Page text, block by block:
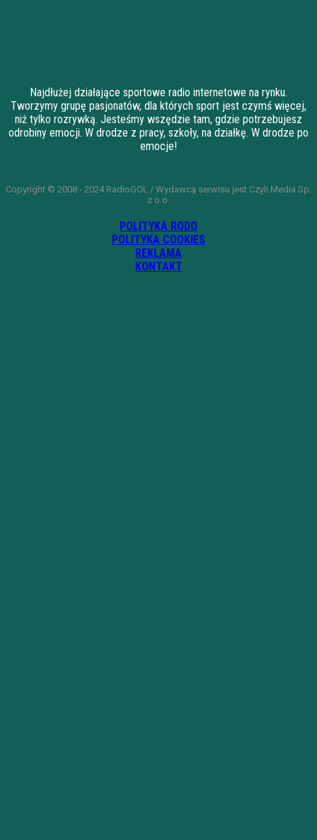
Najdłużej działające sportowe radio internetowe na rynku.
Tworzymy grupę pasjonatów, dla których sport jest czymś więcej,
niż tylko rozrywką. Jesteśmy wszędzie tam, gdzie potrzebujesz
odrobiny emocji. W drodze z pracy, szkoły, na działkę. W drodze po
emocje!
Copyright © 2008 - 2024 RadioGOL / Wydawcą serwisu jest Czyli Media Sp.
z o.o.
POLITYKA RODO
POLITYKA COOKIES
REKLAMA
KONTAKT